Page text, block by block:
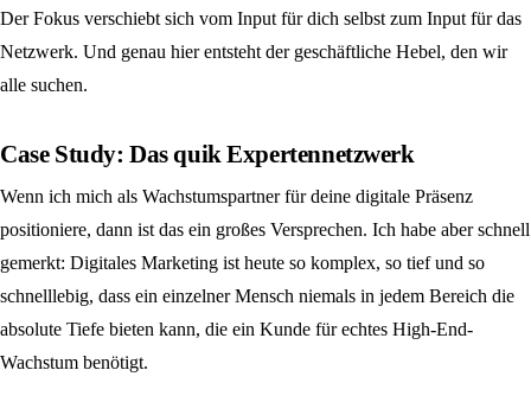
Der Fokus verschiebt sich vom Input für dich selbst zum Input für das
Netzwerk. Und genau hier entsteht der geschäftliche Hebel, den wir
alle suchen.
Case Study: Das quik Expertennetzwerk
Wenn ich mich als Wachstumspartner für deine digitale Präsenz
positioniere, dann ist das ein großes Versprechen. Ich habe aber schnell
gemerkt: Digitales Marketing ist heute so komplex, so tief und so
schnelllebig, dass ein einzelner Mensch niemals in jedem Bereich die
absolute Tiefe bieten kann, die ein Kunde für echtes High-End-
Wachstum benötigt.